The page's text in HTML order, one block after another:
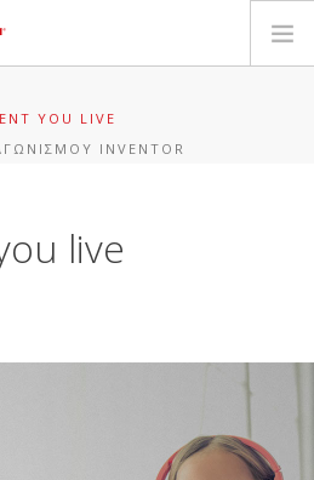
YOU LIVE
INVENTOR
live